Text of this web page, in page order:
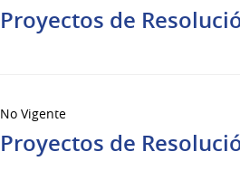
Proyectos de
No Vigente
Proyectos de